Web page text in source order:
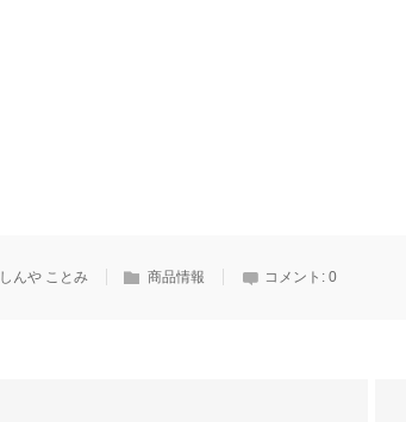
しんや ことみ 商品情報 コメント: 0